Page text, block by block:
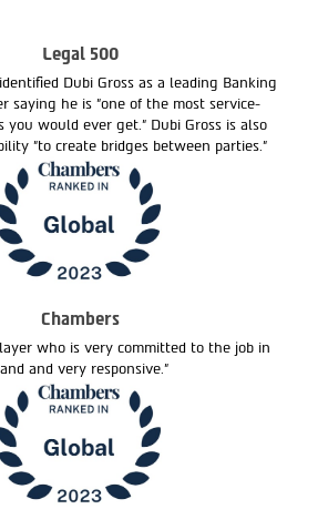
Legal 500
Dubi Gross as a leading Banking
saying he is "one of the most service-
you would ever get." Dubi Gross is also
"to create bridges between parties."
Chambers
who is very committed to the job in
and very responsive."